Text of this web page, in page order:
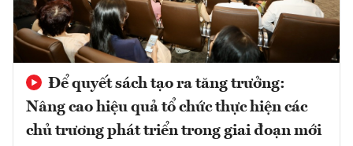
Để quyết sách tạo ra tăng trưởng:
Nâng cao hiệu quả tổ chức thực hiện các
chủ trương phát triển trong giai đoạn mới